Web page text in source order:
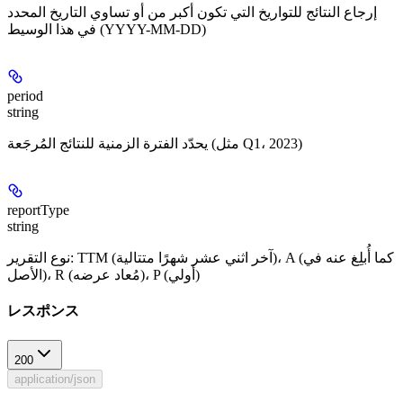
إرجاع النتائج للتواريخ التي تكون أكبر من أو تساوي التاريخ المحدد
في هذا الوسيط (YYYY-MM-DD)
period
string
يحدّد الفترة الزمنية للنتائج المُرجَعة (مثل Q1، 2023)
reportType
string
نوع التقرير: TTM (آخر اثني عشر شهرًا متتالية)، A (كما أُبلِغ عنه في
الأصل)، R (مُعاد عرضه)، P (أولي)
レスポンス
200
application/json